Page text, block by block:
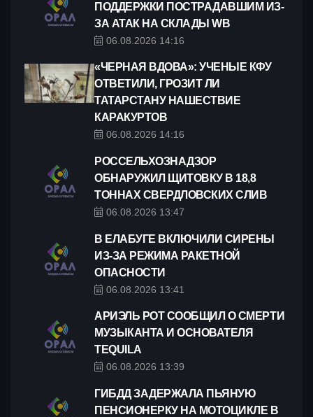
ПОДДЕРЖКИ ПОСТРАДАВШИМ ИЗ-
ЗА АТАК НА СКЛАДЫ WB
06.08.2026 14:16
«ЧЕРНАЯ ВДОВА»: УЧЕНЫЕ КФУ
ОТВЕТИЛИ, ГРОЗИТ ЛИ
ТАТАРСТАНУ НАШЕСТВИЕ
КАРАКУРТОВ
06.08.2026 14:16
РОССЕЛЬХОЗНАДЗОР
ОБНАРУЖИЛ ЩИТОВКУ В 18,8
ТОННАХ СВЕРДЛОВСКИХ СЛИВ
06.08.2026 13:47
В ЕЛАБУГЕ ВКЛЮЧИЛИ СИРЕНЫ
ИЗ-ЗА РЕЖИМА РАКЕТНОЙ
ОПАСНОСТИ
06.08.2026 13:41
АРИЭЛЬ РОТ СООБЩИЛ О СМЕРТИ
МУЗЫКАНТА И ОСНОВАТЕЛЯ
TEQUILA
06.08.2026 13:39
ГИБДД ЗАДЕРЖАЛА ПЬЯНУЮ
ПЕНСИОНЕРКУ НА МОТОЦИКЛЕ В